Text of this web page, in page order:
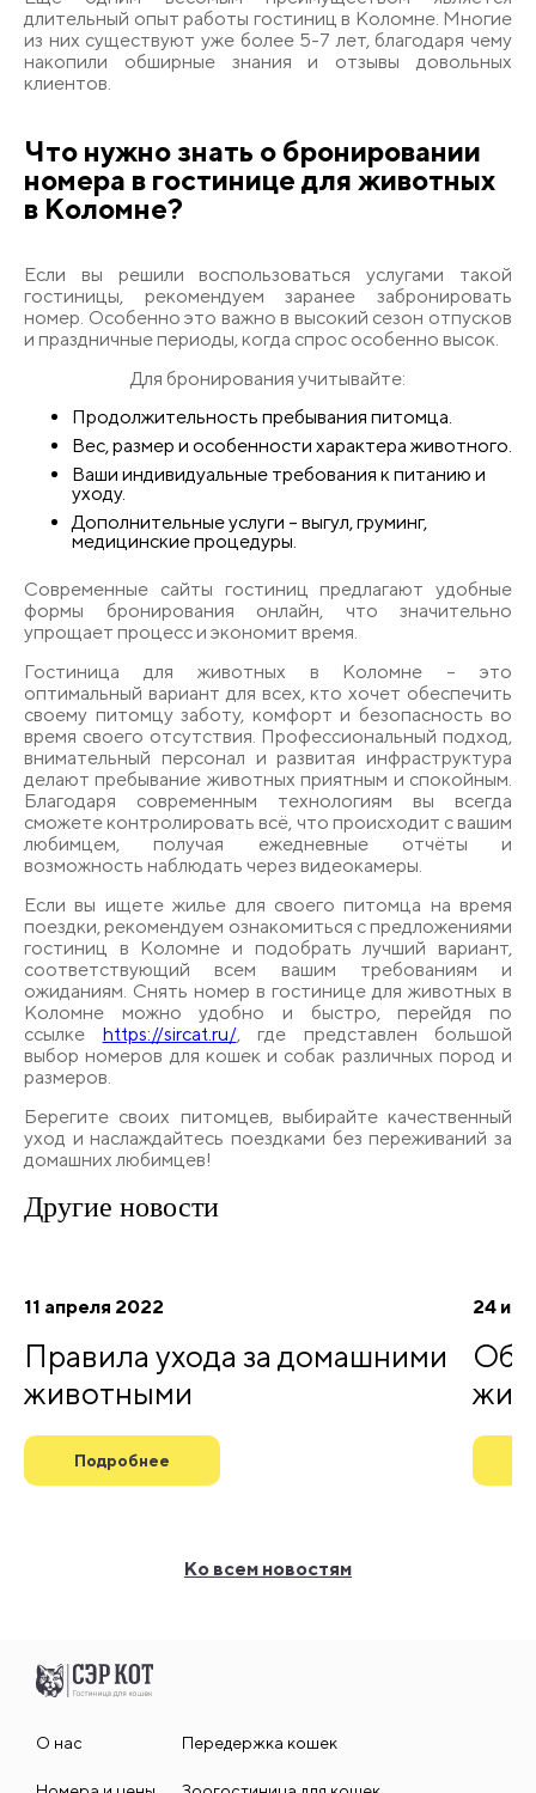
длительный опыт работы гостиниц в Коломне. Многие
из них существуют уже более 5-7 лет, благодаря чему
накопили обширные знания и отзывы довольных
клиентов.
Что нужно знать о бронировании
номера в гостинице для животных
в Коломне?
Если вы решили воспользоваться услугами такой
гостиницы, рекомендуем заранее забронировать
номер. Особенно это важно в высокий сезон отпусков
и праздничные периоды, когда спрос особенно высок.
Для бронирования учитывайте:
Продолжительность пребывания питомца.
Вес, размер и особенности характера животного.
Ваши индивидуальные требования к питанию и
уходу.
Дополнительные услуги – выгул, груминг,
медицинские процедуры.
Современные сайты гостиниц предлагают удобные
формы бронирования онлайн, что значительно
упрощает процесс и экономит время.
Гостиница для животных в Коломне – это
оптимальный вариант для всех, кто хочет обеспечить
своему питомцу заботу, комфорт и безопасность во
время своего отсутствия. Профессиональный подход,
внимательный персонал и развитая инфраструктура
делают пребывание животных приятным и спокойным.
Благодаря современным технологиям вы всегда
сможете контролировать всё, что происходит с вашим
любимцем, получая ежедневные отчёты и
возможность наблюдать через видеокамеры.
Если вы ищете жилье для своего питомца на время
поездки, рекомендуем ознакомиться с предложениями
гостиниц в Коломне и подобрать лучший вариант,
соответствующий всем вашим требованиям и
ожиданиям. Снять номер в гостинице для животных в
Коломне можно удобно и быстро, перейдя по
ссылке https://sircat.ru/, где представлен большой
выбор номеров для кошек и собак различных пород и
размеров.
Берегите своих питомцев, выбирайте качественный
уход и наслаждайтесь поездками без переживаний за
домашних любимцев!
Другие новости
11 апреля 2022
Правила ухода за домашними
животными
Подробнее
24
Ко всем новостям
О нас Передержка кошек